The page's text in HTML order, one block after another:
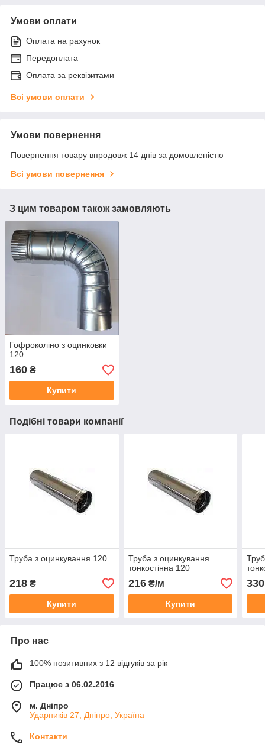
Умови оплати
Оплата на рахунок
Передоплата
Оплата за реквізитами
Всі умови оплати
Умови повернення
Повернення товару впродовж 14 днів за домовленістю
Всі умови повернення
З цим товаром також замовляють
Гофроколіно з оцинковки
120
160 ₴
Купити
Подібні товари компанії
Труба з оцинкування 120
218 ₴
Купити
Труба з оцинкування
тонкостінна 120
216₴/м
Купити
330
Про нас
100% позитивних з 12 відгуків за рік
Працює з 06.02.2016
м. Дніпро
Ударників 27, Дніпро, Україна
Контакти